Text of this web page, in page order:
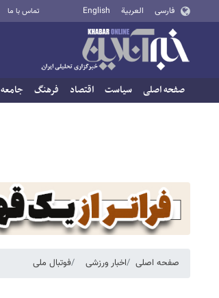
فارسی العربية English تماس با ما
صفحه اصلی سیاست اقتصاد فرهنگ جامعه
صفحه اصلی اخبار ورزشی فوتبال ملی